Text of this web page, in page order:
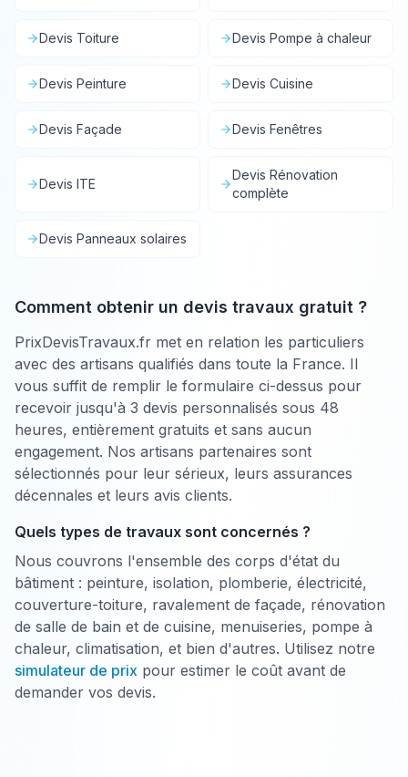
Devis Toiture Devis Pompe à chaleur
Devis Peinture Devis Cuisine
Devis Façade Devis Fenêtres
Devis ITE
Devis Rénovation
complète
Devis Panneaux solaires
Comment obtenir un devis travaux gratuit ?
PrixDevisTravaux.fr met en relation les particuliers
avec des artisans qualifiés dans toute la France. Il
vous suffit de remplir le formulaire ci-dessus pour
recevoir jusqu'à 3 devis personnalisés sous 48
heures, entièrement gratuits et sans aucun
engagement. Nos artisans partenaires sont
sélectionnés pour leur sérieux, leurs assurances
décennales et leurs avis clients.
Quels types de travaux sont concernés ?
Nous couvrons l'ensemble des corps d'état du
bâtiment : peinture, isolation, plomberie, électricité,
couverture-toiture, ravalement de façade, rénovation
de salle de bain et de cuisine, menuiseries, pompe à
chaleur, climatisation, et bien d'autres. Utilisez notre
simulateur de prix pour estimer le coût avant de
demander vos devis.